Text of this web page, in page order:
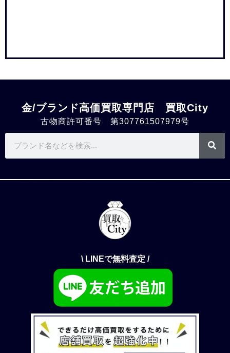
金/ブランド高価買取専門店 買取City
古物商許可番号 第307761507979号
\ LINEで無料査定 /